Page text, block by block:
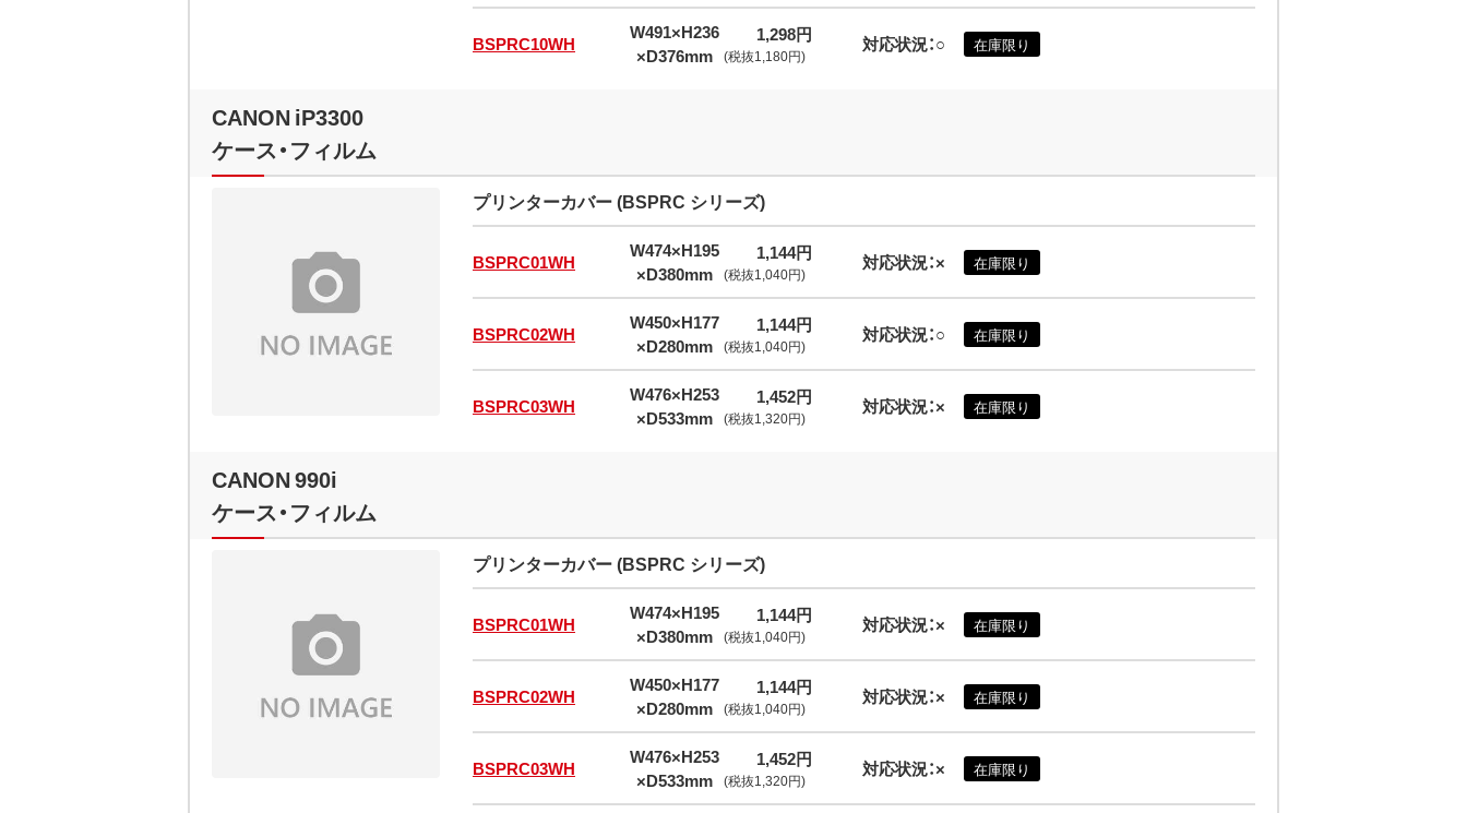
BSPRC10WH
W491×H236
×D376mm
1,298円
(税抜1,180円) 対応状況：○ 在庫限り
CANON iP3300
ケース・フィルム
プリンターカバー (BSPRC シリーズ)
BSPRC01WH
W474×H195
×D380mm
1,144円
(税抜1,040円) 対応状況：× 在庫限り
BSPRC02WH
W450×H177
×D280mm
1,144円
(税抜1,040円) 対応状況：○ 在庫限り
BSPRC03WH
W476×H253
×D533mm
1,452円
(税抜1,320円) 対応状況：× 在庫限り
CANON 990i
ケース・フィルム
プリンターカバー (BSPRC シリーズ)
BSPRC01WH
W474×H195
×D380mm
1,144円
(税抜1,040円) 対応状況：× 在庫限り
BSPRC02WH
W450×H177
×D280mm
1,144円
(税抜1,040円) 対応状況：× 在庫限り
BSPRC03WH
W476×H253
×D533mm
1,452円
(税抜1,320円) 対応状況：× 在庫限り